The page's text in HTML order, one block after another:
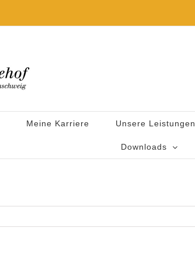
Meine Karriere Unsere Leistungen
Downloads